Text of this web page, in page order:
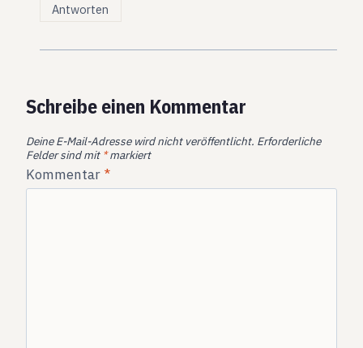
Antworten
Schreibe einen Kommentar
Deine E-Mail-Adresse wird nicht veröffentlicht. Erforderliche
Felder sind mit *markiert
Kommentar *